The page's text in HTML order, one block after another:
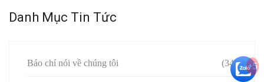
Danh Mục Tin Tức
Báo chí nói về chúng tôi (34) +5